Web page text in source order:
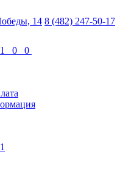
14 8 (482) 247-50-17
0
0